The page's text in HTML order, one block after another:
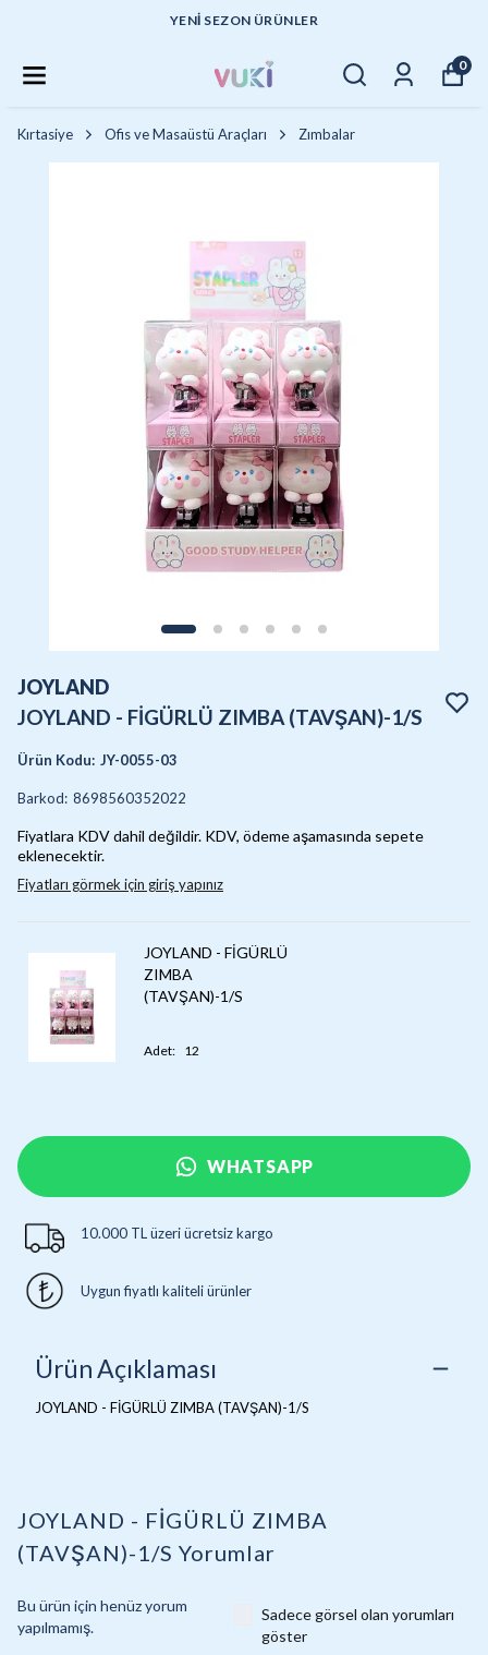
YENI SEZON ÜRÜNLER
0
Kırtasiye Ofis ve Masaüstü Araçları Zımbalar
JOYLAND
JOYLAND - FİGÜRLÜ ZIMBA (TAVŞAN)-1/S
Ürün Kodu: JY-0055-03
Barkod: 8698560352022
Fiyatlara KDV dahil değildir. KDV, ödeme aşamasında sepete
eklenecektir.
Fiyatları görmek için giriş yapınız
JOYLAND - FİGÜRLÜ
ZIMBA
(TAVŞAN)-1/S
Adet: 12
WHATSAPP
10.000 TL üzeri ücretsiz kargo
Uygun fiyatlı kaliteli ürünler
Ürün Açıklaması
JOYLAND - FİGÜRLÜ ZIMBA (TAVŞAN)-1/S
JOYLAND - FİGÜRLÜ ZIMBA
(TAVŞAN)-1/S Yorumlar
Bu ürün için henüz yorum
yapılmamış.
Sadece görsel olan yorumları
göster